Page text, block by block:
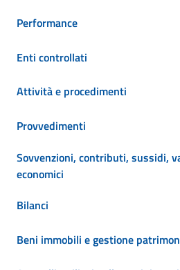
Performance
Enti controllati
Attività e procedimenti
Provvedimenti
Sovvenzioni, contributi, sussidi,
economici
Bilanci
Beni immobili e gestione